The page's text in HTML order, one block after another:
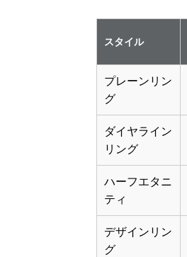
スタイル
プレーンリン
グ
ダイヤライン
リング
ハーフエタニ
ティ
デザインリン
グ